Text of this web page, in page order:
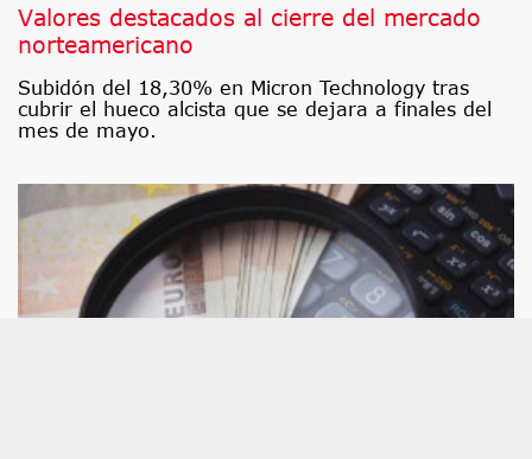
Valores destacados al cierre del mercado
norteamericano
Subidón del 18,30% en Micron Technology tras
cubrir el hueco alcista que se dejara a finales del
mes de mayo.